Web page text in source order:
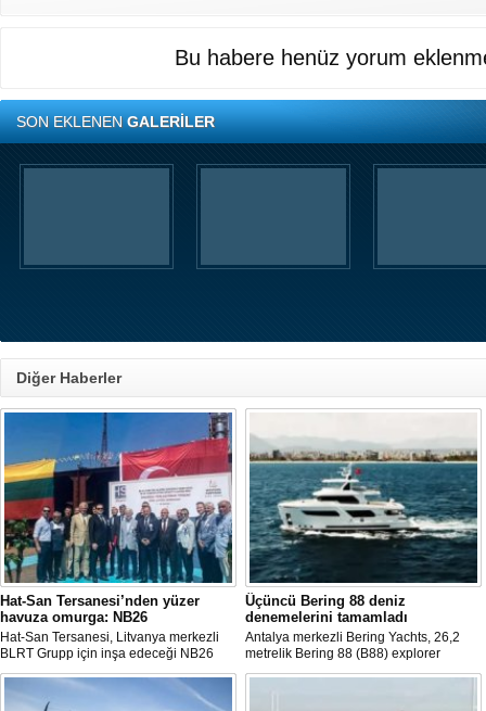
Bu habere henüz yorum
SON EKLENENGALERİLER
Diğer Haberler
Hat-San Tersanesi’nden yüzer
havuza omurga: NB26
Hat-San Tersanesi, Litvanya merkezli
BLRT Grupp için inşa edeceği NB26
inşa numaralı yüzer havuzun omurga
yerleştirme törenini Yalova’daki
tersanesinde gerçekleştirdi.
Üçüncü Bering 88 deniz
denemelerini tamamladı
Antalya merkezli Bering Yachts, 26,2
metrelik Bering 88 (B88) explorer
serisinin üçüncü teknesinin ilk deniz